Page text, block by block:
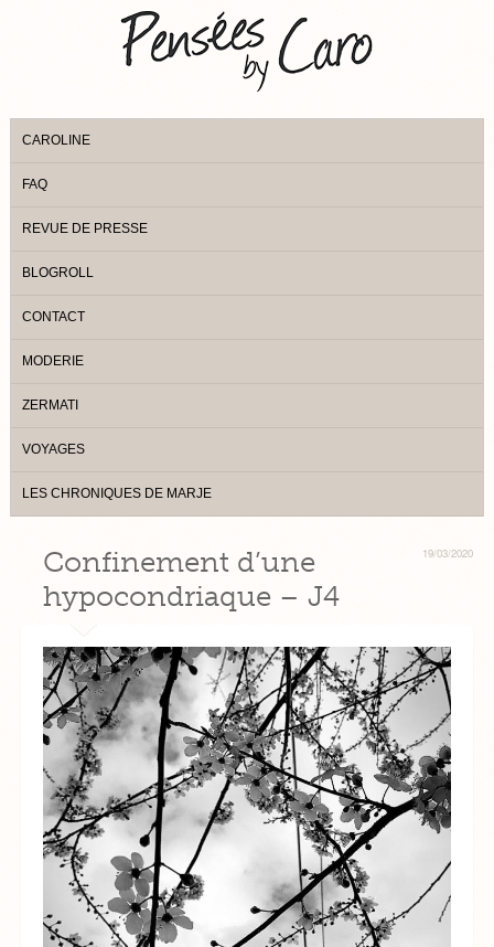
CAROLINE
FAQ
REVUE DE PRESSE
BLOGROLL
CONTACT
MODERIE
ZERMATI
VOYAGES
LES CHRONIQUES DE MARJE
19/03/2020
Confinement d’une
hypocondriaque – J4